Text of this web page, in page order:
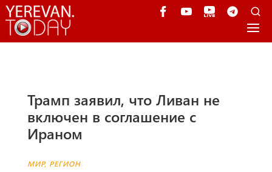
Трамп заявил, что Ливан не
включен в соглашение с
Ираном
МИР, РЕГИОН